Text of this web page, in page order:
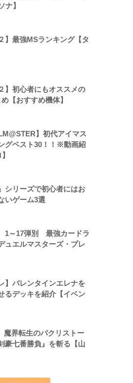
ナ】
】最強MSランキング【タ
】初心者にもオススメの
【おすすめ機体】
】初代アイマス
グベスト30！！※動画紹
シリーズで初心者にはお
いゲーム3選
1～17弾別 最強カードラ
ュエルマスターズ・プレ
】バレンタインエレナを
るデッキを紹介【イベン
魔界転生のパクリストー
豪七番勝負』を斬る【山